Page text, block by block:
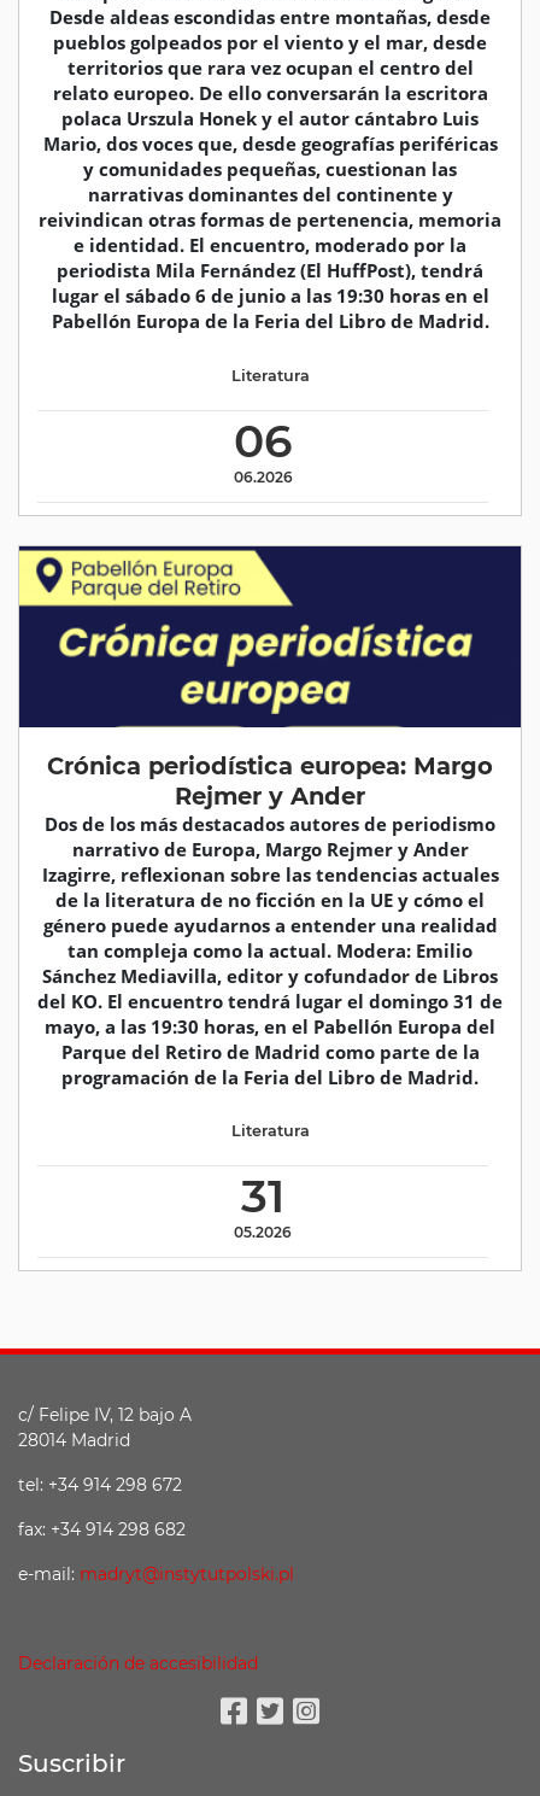
Desde aldeas escondidas entre montañas, desde
pueblos golpeados por el viento y el mar, desde
territorios que rara vez ocupan el centro del
relato europeo. De ello conversarán la escritora
polaca Urszula Honek y el autor cántabro Luis
Mario, dos voces que, desde geografías periféricas
y comunidades pequeñas, cuestionan las
narrativas dominantes del continente y
reivindican otras formas de pertenencia, memoria
e identidad. El encuentro, moderado por la
periodista Mila Fernández (El HuffPost), tendrá
lugar el sábado 6 de junio a las 19:30 horas en el
Pabellón Europa de la Feria del Libro de Madrid.
06
06.2026
Literatura
Crónica periodística europea: Margo
Rejmer y Ander
Dos de los más destacados autores de periodismo
narrativo de Europa, Margo Rejmer y Ander
Izagirre, reflexionan sobre las tendencias actuales
de la literatura de no ficción en la UE y cómo el
género puede ayudarnos a entender una realidad
tan compleja como la actual. Modera: Emilio
Sánchez Mediavilla, editor y cofundador de Libros
del KO. El encuentro tendrá lugar el domingo 31 de
mayo, a las 19:30 horas, en el Pabellón Europa del
Parque del Retiro de Madrid como parte de la
programación de la Feria del Libro de Madrid.
31
05.2026
Literatura
c/ Felipe IV, 12 bajo A
28014 Madrid
tel: +34 914 298 672
fax: +34 914 298 682
e-mail: madryt@instytutpolski.pl
Declaración de accesibilidad
Suscribir